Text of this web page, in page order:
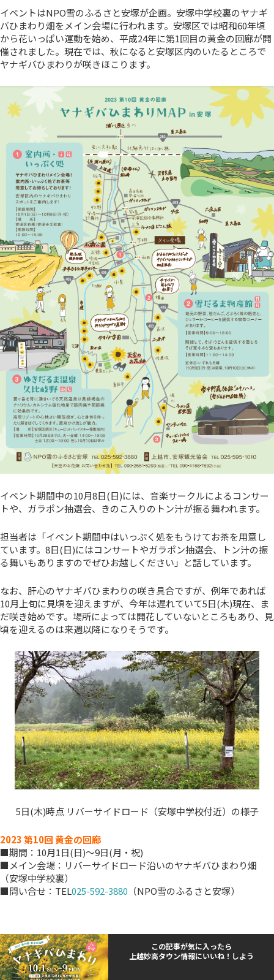
イベントはNPO雪のふるさと安塚が企画。安塚中学校裏のヤナギ
バひまわり畑をメイン会場に行われます。安塚区では昭和60年頃
から花いっぱい運動を始め、平成24年に第1回目の黄金の回廊が開
催されました。現在では、秋になると安塚区内のいたるところで
ヤナギバひまわりが咲きほこります。
イベント期間中の10月8日(日)には、音楽サークルによるコンサー
トや、ガラポン抽選会、きのこ入りのトン汁が振る舞われます。
担当者は「イベント期間中はいっぷく処をもうけてお茶を用意し
ています。8日(日)にはコンサートやガラポン抽選会、トン汁の振
る舞いもありますのでぜひお越しください」と話しています。
なお、肝心のヤナギバひまわりの咲き具合ですが、例年であれば
10月上旬に見頃を迎えますが、今年は遅れていて5日(木)現在、ま
だ咲き始めです。場所によっては開花していないところもあり、見
頃を迎えるのは来週以降になりそうです。
5日(木)時点 リバーサイドロード（安塚中学校付近）の様子
2023 第10回 黄金の回廊
■期間：10月1日(日)～9日(月・祝)
■メイン会場：リバーサイドロード沿いのヤナギバひまわり畑
（安塚中学校裏）
■問い合せ：TEL025-592-3880 （NPO雪のふるさと安塚）
この記事が気に入ったら
上越妙高タウン情報にいいね！しよう